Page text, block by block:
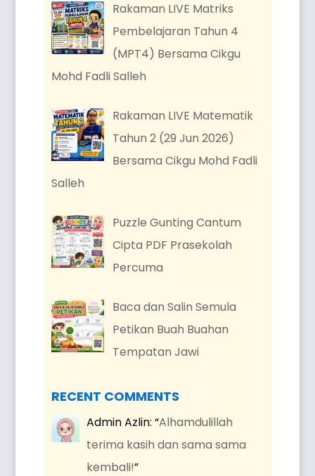
Rakaman LIVE Matriks
Pembelajaran Tahun 4
(MPT4) Bersama Cikgu
Mohd Fadli Salleh
Rakaman LIVE Matematik
Tahun 2 (29 Jun 2026)
Bersama Cikgu Mohd Fadli
Salleh
Puzzle Gunting Cantum
Cipta PDF Prasekolah
Percuma
Baca dan Salin Semula
Petikan Buah Buahan
Tempatan Jawi
RECENT COMMENTS
Admin Azlin: “Alhamdulillah
terima kasih dan sama sama
kembali!”